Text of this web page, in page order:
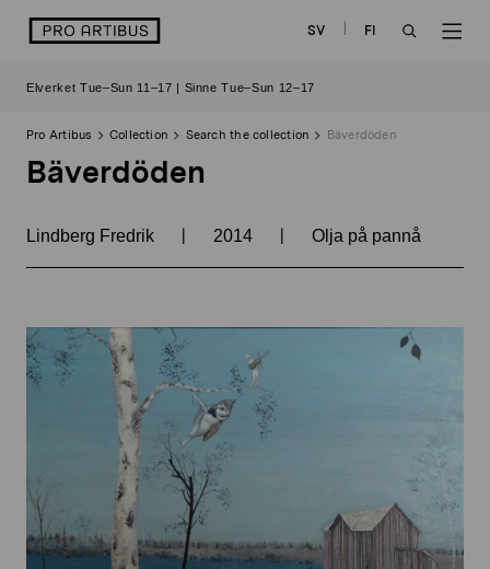
logo SV
FI
Elverket Tue–Sun 11–17 | Sinne Tue–Sun 12–17
Pro Artibus Collection Search the collection Bäverdöden
Bäverdöden
Lindberg Fredrik | 2014 | Olja på pannå